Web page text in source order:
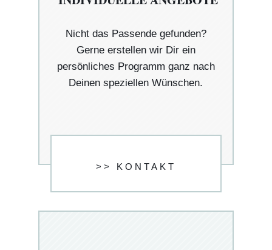
Nicht das Passende gefunden?
Gerne erstellen wir Dir ein
persönliches Programm ganz nach
Deinen speziellen Wünschen.
>> KONTAKT